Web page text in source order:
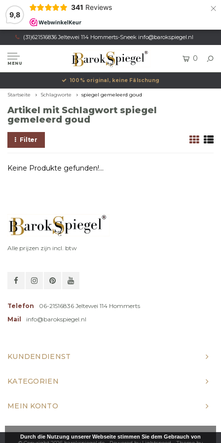
9,8
341 Reviews ×
(31)621516836 Jeltewei 114 Hommerts-Sneek info@barokspiegel.nl
MENU
0
100% original, keine Fälschung
Startseite Schlagworte spiegel gemeleerd goud
Artikel mit Schlagwort spiegel
gemeleerd goud
Filter
Keine Produkte gefunden!...
Alle prijzen zijn incl. btw
Telefon
06-21516836 Jeltewei 114 Hommerts
Mail
info@barokspiegel.nl
KUNDENDIENST
KATEGORIEN
MEIN KONTO
Durch die Nutzung unserer Webseite stimmen Sie dem Gebrauch von